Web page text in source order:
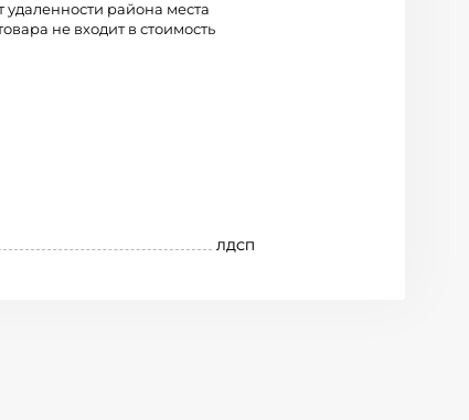
удаленности района места
не входит в стоимость
ЛДСП